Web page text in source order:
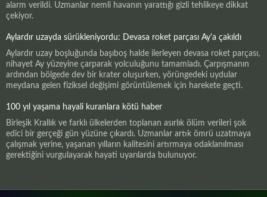
alarm verildi. Uzmanlar nemli havanın yarattığı gizli tehlikeye dikkat
çekiyor.
Aylardır uzayda sürükleniyordu: Devasa roket parçası Ay'a çakıldı
Aylardır uzay boşluğunda başıboş halde ilerleyen devasa roket parçası,
nihayet Ay yüzeyine çarparak yolculuğunu tamamladı. Çarpışmanın
ardından bölgede dev bir krater oluşurken, yörüngedeki uydular
meydana gelen fiziksel değişimi görüntülemek için harekete geçti.
100 yıl yaşama hayali kuranlara kötü haber
Birleşik Krallık ve farklı ülkelerden toplanan asırlık ölüm verileri şok
edici bir gerçeği gün yüzüne çıkardı. Uzmanlar artık ömrü uzatmaya
çalışmak yerine, yaşanan yılların kalitesini artırmaya odaklanılması
gerektiğini vurgulayarak hayati uyarılarda bulunuyor.